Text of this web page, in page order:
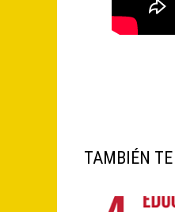
TAMBIÉN TE